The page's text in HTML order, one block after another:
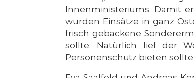
Innenministeriums. Damit
wurden Einsätze in ganz
frisch gebackene
sollte. Natürlich lief der
Personenschutz bieten